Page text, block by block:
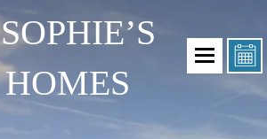
SOPHIE’S
HOMES